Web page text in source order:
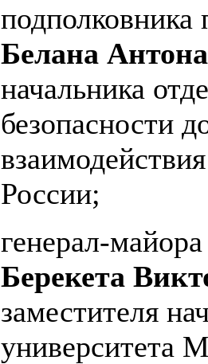
подполковника
Белана
начальника
безопасности
России;
генерал-
Берекета
заместителя
университета